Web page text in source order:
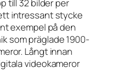
till 32 bilder per
intressant stycke
exempel på den
som präglade 1900-
Långt innan
videokameror